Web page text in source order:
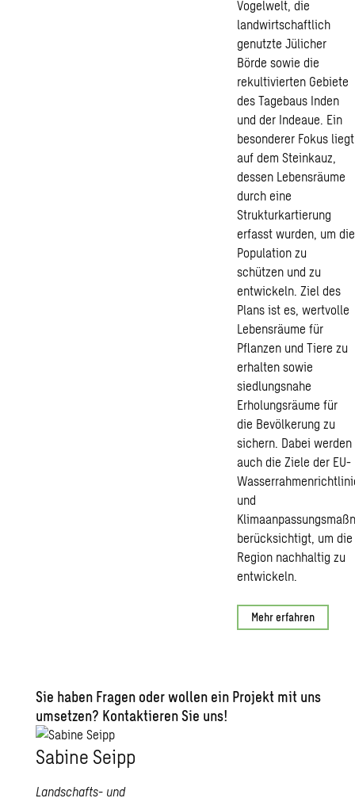
Vogelwelt, die
landwirtschaftlich
genutzte Jülicher
Börde sowie die
rekultivierten Gebiete
des Tagebaus Inden
und der Indeaue. Ein
besonderer Fokus liegt
auf dem Steinkauz,
dessen Lebensräume
durch eine
Strukturkartierung
erfasst wurden, um die
Population zu
schützen und zu
entwickeln. Ziel des
Plans ist es, wertvolle
Lebensräume für
Pflanzen und Tiere zu
erhalten sowie
siedlungsnahe
Erholungsräume für
die Bevölkerung zu
sichern. Dabei werden
auch die Ziele der EU-
und
berücksichtigt, um die
Region nachhaltig zu
entwickeln.
Mehr erfahren
Sie haben Fragen oder wollen ein Projekt mit uns
umsetzen? Kontaktieren Sie uns!
Sabine Seipp
Landschafts- und